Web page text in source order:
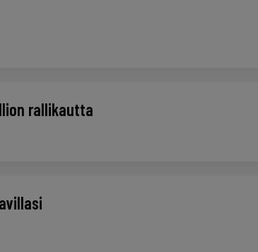
rallikautta